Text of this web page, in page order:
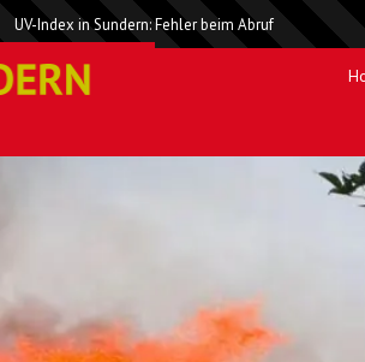
UV-Index in Sundern: Fehler beim Abruf